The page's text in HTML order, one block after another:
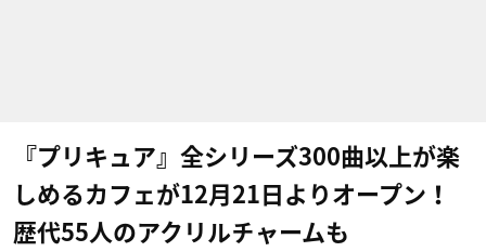
『プリキュア』全シリーズ300曲以上が楽
しめるカフェが12月21日よりオープン！
歴代55人のアクリルチャームも